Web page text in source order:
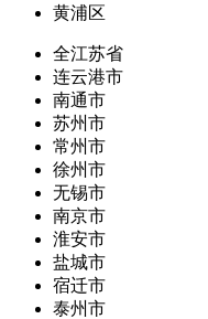
黄浦区
全江苏省
连云港市
南通市
苏州市
常州市
徐州市
无锡市
南京市
淮安市
盐城市
宿迁市
泰州市